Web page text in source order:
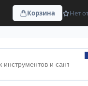
Корзина Нет